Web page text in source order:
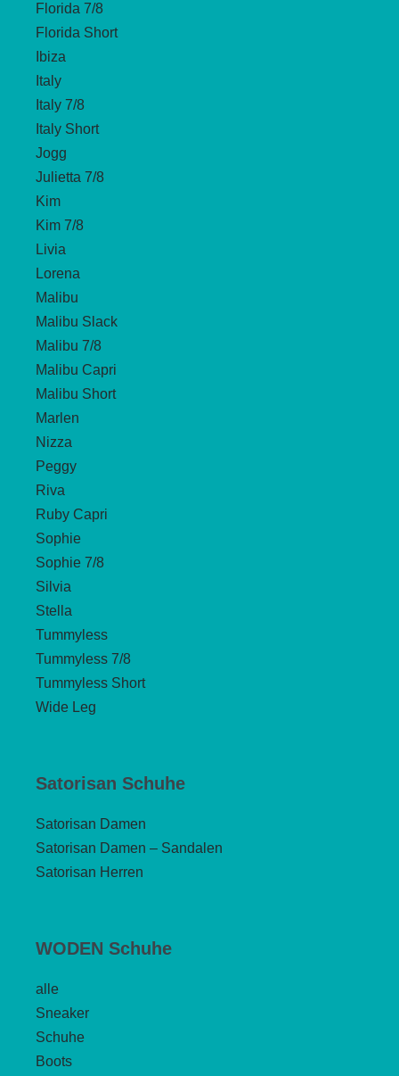
Florida 7/8
Florida Short
Ibiza
Italy
Italy 7/8
Italy Short
Jogg
Julietta 7/8
Kim
Kim 7/8
Livia
Lorena
Malibu
Malibu Slack
Malibu 7/8
Malibu Capri
Malibu Short
Marlen
Nizza
Peggy
Riva
Ruby Capri
Sophie
Sophie 7/8
Silvia
Stella
Tummyless
Tummyless 7/8
Tummyless Short
Wide Leg
Satorisan Schuhe
Satorisan Damen
Satorisan Damen – Sandalen
Satorisan Herren
WODEN Schuhe
alle
Sneaker
Schuhe
Boots